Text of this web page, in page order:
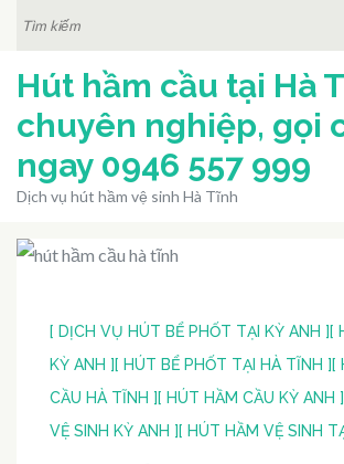
qua
dung
Enter)
Hút hầm cầu tại Hà
chuyên nghiệp, gọi
ngay 0946 557 999
Dịch vụ hút hầm vệ sinh Hà Tĩnh
[ DỊCH VỤ HÚT BỂ PHỐT TẠI KỲ ANH ] [
KỲ ANH ] [ HÚT BỂ PHỐT TẠI HÀ TĨNH ] [
CẦU HÀ TĨNH ] [ HÚT HẦM CẦU KỲ ANH ]
VỆ SINH KỲ ANH ] [ HÚT HẦM VỆ SINH